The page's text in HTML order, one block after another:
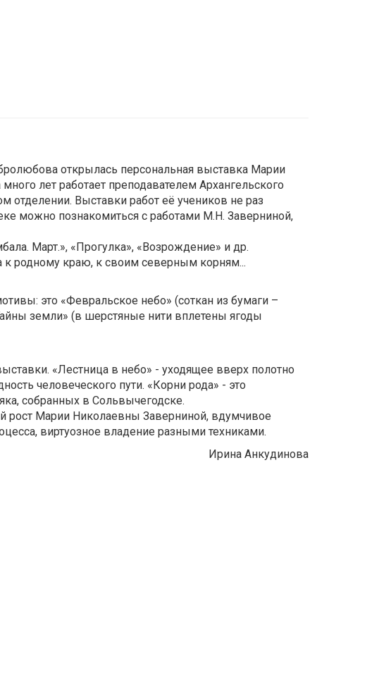
открылась персональная выставка Марии
лет работает преподавателем Архангельского
отделении. Выставки работ её учеников не раз
можно познакомиться с работами М.Н. Заверниной,
Март.», «Прогулка», «Возрождение» и др.
родному краю, к своим северным корням...
это «Февральское небо» (соткан из бумаги –
земли» (в шерстяные нити вплетены ягоды
«Лестница в небо» - уходящее вверх полотно
человеческого пути. «Корни рода» - это
собранных в Сольвычегодске.
рост Марии Николаевны Заверниной, вдумчивое
виртуозное владение разными техниками.
Ирина Анкудинова